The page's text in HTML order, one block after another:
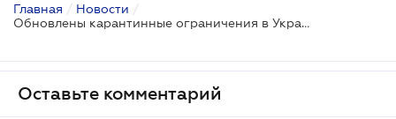
Главная / Новости /
Обновлены карантинные ограничения в Украине
Оставьте комментарий